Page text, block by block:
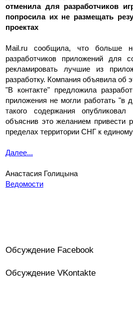
отменила для разработчиков
попросила их не размещать
проектах
Mail.ru сообщила, что больше
разработчиков приложений для
рекламировать лучшие из
разработку. Компания объявила об
"В контакте" предложила
приложения не могли работать "в
такого содержания
объяснив это желанием привести
пределах территории СНГ к
Далее...
Анастасия Голицына
Ведомости
Обсуждение Facebook
Обсуждение VKontakte